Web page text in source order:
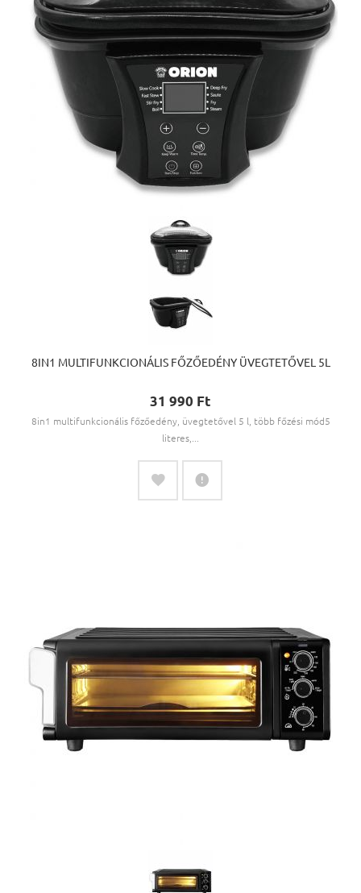
8IN1 MULTIFUNKCIONÁLIS FŐZŐEDÉNY ÜVEGTETŐVEL 5L
31 990 Ft‎
8in1 multifunkcionális főzőedény, üvegtetővel 5 l, több főzési mód5
literes,...